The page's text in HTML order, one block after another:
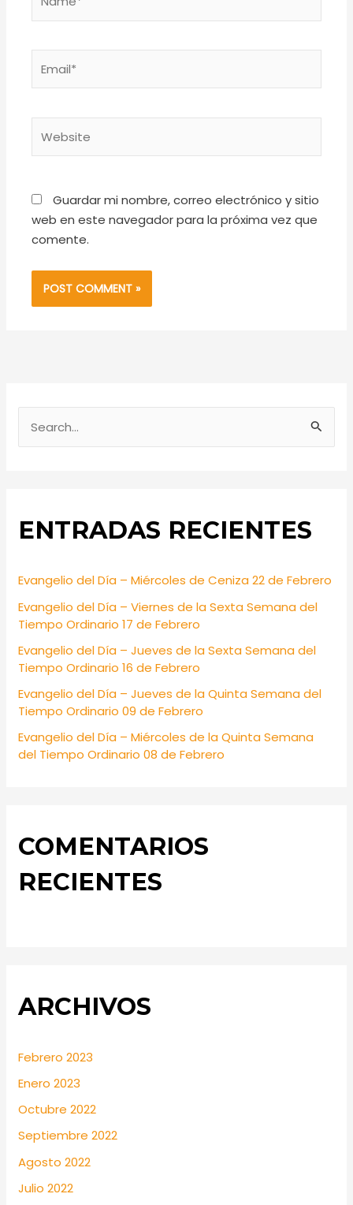
Guardar mi nombre, correo electrónico y sitio
web en este navegador para la próxima vez que
comente.
c
r
:
ENTRADAS RECIENTES
Evangelio del Día – Miércoles de Ceniza 22 de Febrero
Evangelio del Día – Viernes de la Sexta Semana del
Tiempo Ordinario 17 de Febrero
Evangelio del Día – Jueves de la Sexta Semana del
Tiempo Ordinario 16 de Febrero
Evangelio del Día – Jueves de la Quinta Semana del
Tiempo Ordinario 09 de Febrero
Evangelio del Día – Miércoles de la Quinta Semana
del Tiempo Ordinario 08 de Febrero
COMENTARIOS
RECIENTES
ARCHIVOS
Febrero 2023
Enero 2023
Octubre 2022
Septiembre 2022
Agosto 2022
Julio 2022